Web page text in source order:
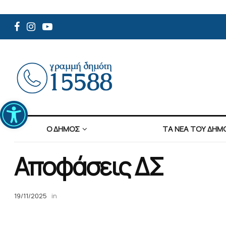
Ανοίξτε τη γραμμή εργαλείων
Ο ΔΗΜΟΣ ΤΑ ΝΕΑ ΤΟΥ
Αποφάσεις ΔΣ
19/11/2025 in